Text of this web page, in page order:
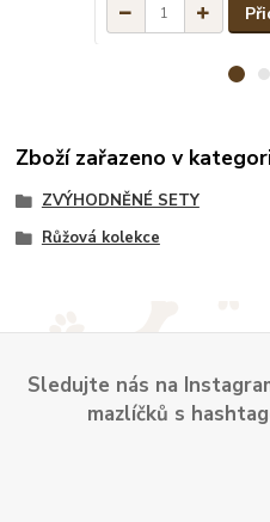
Zboží zařazeno v
ZVÝHODNĚNÉ SETY
Růžová kolekce
Sledujte nás na
mazlíčků s